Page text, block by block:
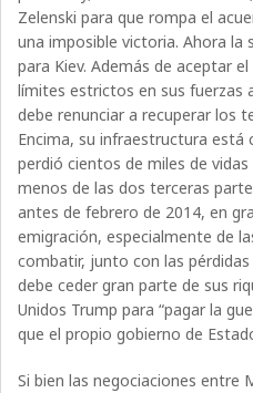
Zelenski para que rompa el
una imposible victoria. Ahora la
para Kiev. Además de aceptar
límites estrictos en sus fuerzas
debe renunciar a recuperar los
Encima, su infraestructura
perdió cientos de miles de
menos de las dos terceras
antes de febrero de 2014, en
emigración, especialmente de
combatir, junto con las
debe ceder gran parte de sus
Unidos Trump para “pagar la
que el propio gobierno de
Si bien las negociaciones entre